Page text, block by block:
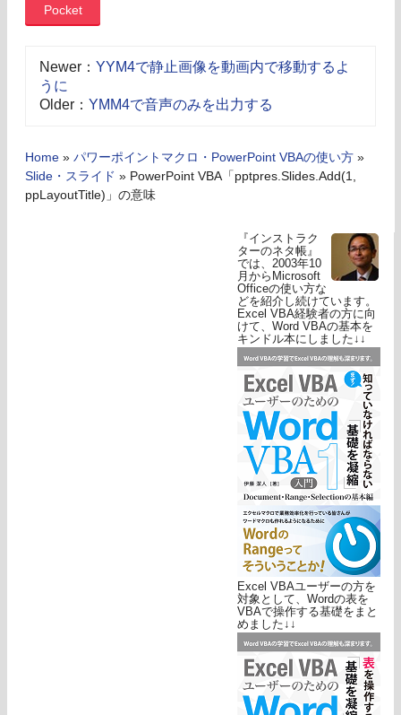
Pocket
Newer： YYM4で静止画像を動画内で移動するよ
うに
Older： YMM4で音声のみを出力する
Home » パワーポイントマクロ・PowerPoint VBAの使い方 »
Slide・スライド » PowerPoint VBA「pptpres.Slides.Add(1,
ppLayoutTitle)」の意味
『インストラク
ターのネタ帳』
では、2003年10
月からMicrosoft
Officeの使い方な
どを紹介し続けています。
Excel VBA経験者の方に向
けて、Word VBAの基本を
キンドル本にしました↓↓
Excel VBAユーザーの方を
対象として、Wordの表を
VBAで操作する基礎をまと
めました↓↓